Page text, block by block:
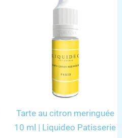
Tarte au citron meringuée
10 ml | Liquideo Patisserie